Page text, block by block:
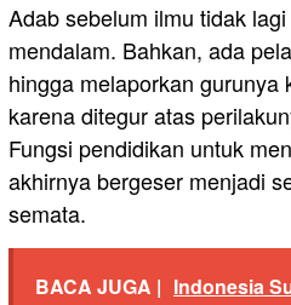
Adab sebelum ilmu tidak
mendalam. Bahkan, ada
hingga melaporkan gurunya
karena ditegur atas
Fungsi pendidikan untuk
akhirnya bergeser menjadi
semata.
BACA JUGA | Indonesia